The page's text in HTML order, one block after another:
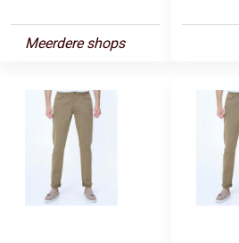
Meerdere shops